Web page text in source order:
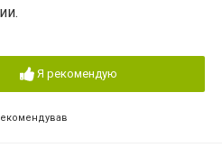
Я рекомендую